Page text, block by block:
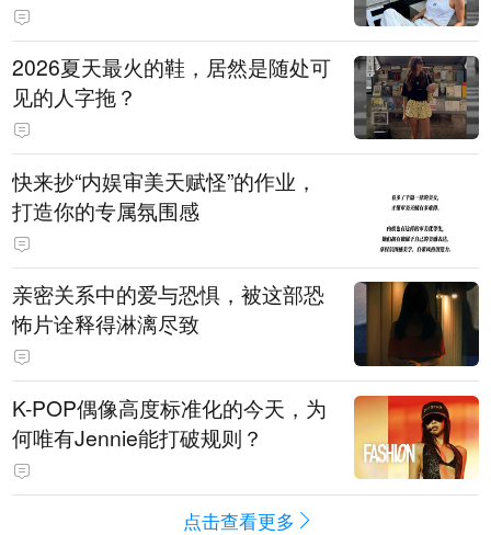
2026夏天最火的鞋，居然是随处可
见的人字拖？
快来抄“内娱审美天赋怪”的作业，
打造你的专属氛围感
亲密关系中的爱与恐惧，被这部恐
怖片诠释得淋漓尽致
K-POP偶像高度标准化的今天，为
何唯有Jennie能打破规则？
点击查看更多